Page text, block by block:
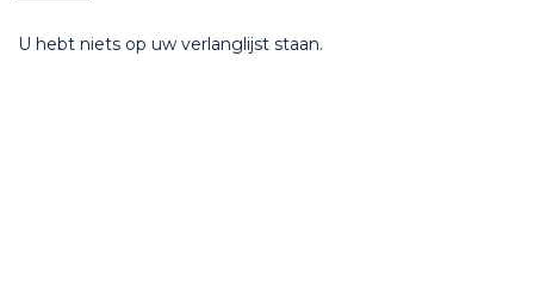
U hebt niets op uw verlanglijst staan.